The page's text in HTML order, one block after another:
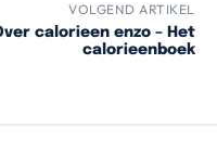
VOLGEND ARTIKEL
calorieen enzo – Het
calorieenboek